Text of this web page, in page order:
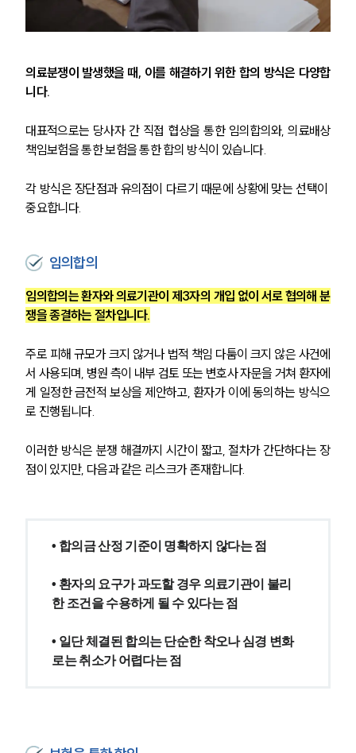
의료분쟁이 발생했을 때, 이를 해결하기 위한 합의 방식은 다양합
니다.
대표적으로는 당사자 간 직접 협상을 통한 임의합의와, 의료배상
책임보험을 통한 보험을 통한 합의 방식이 있습니다.
각 방식은 장단점과 유의점이 다르기 때문에 상황에 맞는 선택이
중요합니다.
임의합의
임의합의는 환자와 의료기관이 제3자의 개입 없이 서로 협의해 분
쟁을 종결하는 절차입니다.
주로 피해 규모가 크지 않거나 법적 책임 다툼이 크지 않은 사건에
서 사용되며, 병원 측이 내부 검토 또는 변호사 자문을 거쳐 환자에
게 일정한 금전적 보상을 제안하고, 환자가 이에 동의하는 방식으
로 진행됩니다.
이러한 방식은 분쟁 해결까지 시간이 짧고, 절차가 간단하다는 장
점이 있지만, 다음과 같은 리스크가 존재합니다.
• 합의금 산정 기준이 명확하지 않다는 점
• 환자의 요구가 과도할 경우 의료기관이 불리
한 조건을 수용하게 될 수 있다는 점
• 일단 체결된 합의는 단순한 착오나 심경 변화
로는 취소가 어렵다는 점